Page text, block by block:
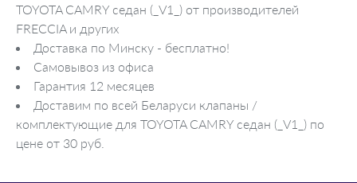
TOYOTA CAMRY седан (_V1_) от производителей
FRECCIA и других
Доставка по Минску - бесплатно!
Самовывоз из офиса
Гарантия 12 месяцев
Доставим по всей Беларуси клапаны /
комплектующие для TOYOTA CAMRY седан (_V1_) по
цене от 30 руб.